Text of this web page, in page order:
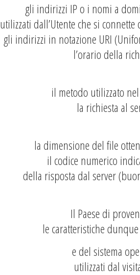
gli indirizzi IP o i nomi a
utilizzati dall’Utente che si
gli indirizzi in notazione URI
l’orario della
il metodo utilizzato
la richiesta al
la dimensione del file
il codice numerico
della risposta dal server
Il Paese di
le caratteristiche
e del sistema
utilizzati dal